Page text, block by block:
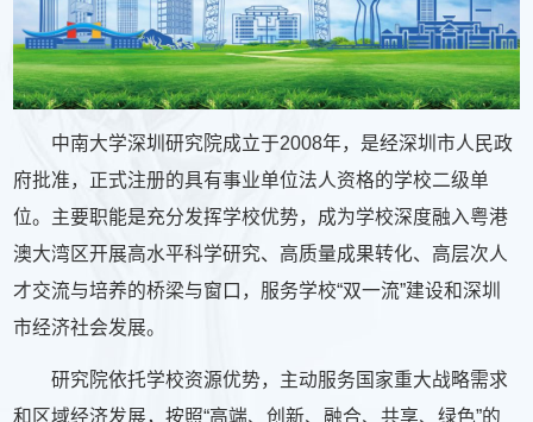
中南大学深圳研究院成立于2008年，是经深圳市人民政
府批准，正式注册的具有事业单位法人资格的学校二级单
位。主要职能是充分发挥学校优势，成为学校深度融入粤港
澳大湾区开展高水平科学研究、高质量成果转化、高层次人
才交流与培养的桥梁与窗口，服务学校“双一流”建设和深圳
市经济社会发展。
研究院依托学校资源优势，主动服务国家重大战略需求
和区域经济发展，按照“高端、创新、融合、共享、绿色”的